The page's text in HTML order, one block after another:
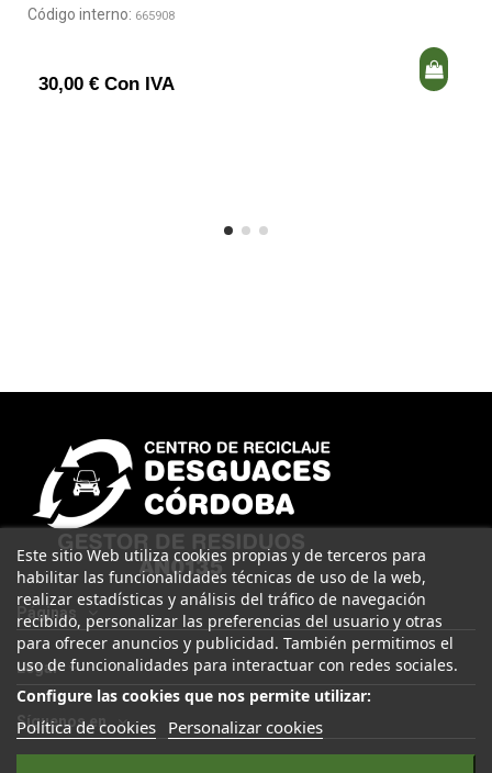
Código interno: 665908
30,00 € Con IVA
Páginas
Legal
Este sitio Web utiliza cookies propias y de terceros para
habilitar las funcionalidades técnicas de uso de la web,
realizar estadísticas y análisis del tráfico de navegación
recibido, personalizar las preferencias del usuario y otras
para ofrecer anuncios y publicidad. También permitimos el
uso de funcionalidades para interactuar con redes sociales.
Configure las cookies que nos permite utilizar:
Política de cookies Personalizar cookies
Síguenos en